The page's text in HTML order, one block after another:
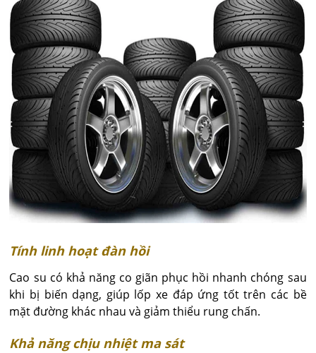
Tính linh hoạt đàn hồi
Cao su có khả năng co giãn phục hồi nhanh chóng sau
khi bị biến dạng, giúp lốp xe đáp ứng tốt trên các bề
mặt đường khác nhau và giảm thiểu rung chấn.
Khả năng chịu nhiệt ma sát